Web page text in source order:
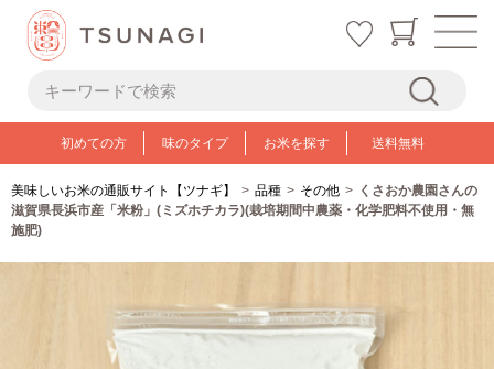
初めての方 味のタイプ お米を探す 送料無料
美味しいお米の通販サイト【ツナギ】 品種 その他
くさおか農園さんの
滋賀県長浜市産「米粉」(ミズホチカラ)(栽培期間中農薬・化学肥料不使用・無
施肥)